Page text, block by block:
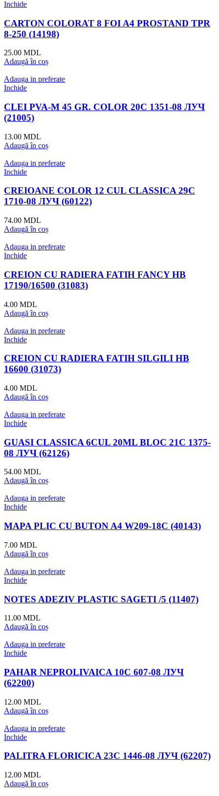
Inchide
CARTON COLORAT 8 FOI A4 PROSTAND TPR
8-250 (14198)
25.00 MDL
Adaugă în coș
Adauga in preferate
Inchide
CLEI PVA-М 45 GR. COLOR 20C 1351-08 ЛУЧ
(21005)
13.00 MDL
Adaugă în coș
Adauga in preferate
Inchide
CREIOANE COLOR 12 CUL CLASSICA 29С
1710-08 ЛУЧ (60122)
74.00 MDL
Adaugă în coș
Adauga in preferate
Inchide
CREION CU RADIERA FATIH FANCY HB
17190/16500 (31083)
4.00 MDL
Adaugă în coș
Adauga in preferate
Inchide
CREION CU RADIERA FATIH SILGILI HB
16600 (31073)
4.00 MDL
Adaugă în coș
Adauga in preferate
Inchide
GUASI CLASSICA 6CUL 20ML BLOC 21С 1375-
08 ЛУЧ (62126)
54.00 MDL
Adaugă în coș
Adauga in preferate
Inchide
MAPA PLIC CU BUTON A4 W209-18C (40143)
7.00 MDL
Adaugă în coș
Adauga in preferate
Inchide
NOTES ADEZIV PLASTIC SAGETI /5 (11407)
11.00 MDL
Adaugă în coș
Adauga in preferate
Inchide
PAHAR NEPROLIVAICA 10С 607-08 ЛУЧ
(62200)
12.00 MDL
Adaugă în coș
Adauga in preferate
Inchide
PALITRA FLORICICA 23C 1446-08 ЛУЧ (62207)
12.00 MDL
Adaugă în coș